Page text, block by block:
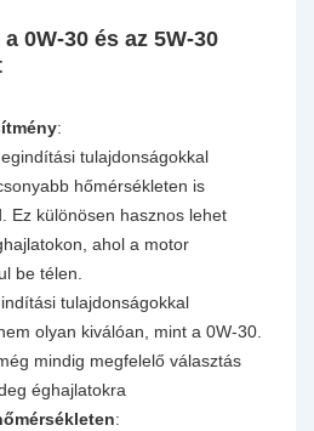
0W-30 és az 5W-30
:
tulajdonságokkal
hőmérsékleten is
Ez különösen hasznos lehet
ahol a motor
be télen.
tulajdonságokkal
olyan kiválóan, mint a 0W-30.
mindig megfelelő választás
éghajlatokra
: